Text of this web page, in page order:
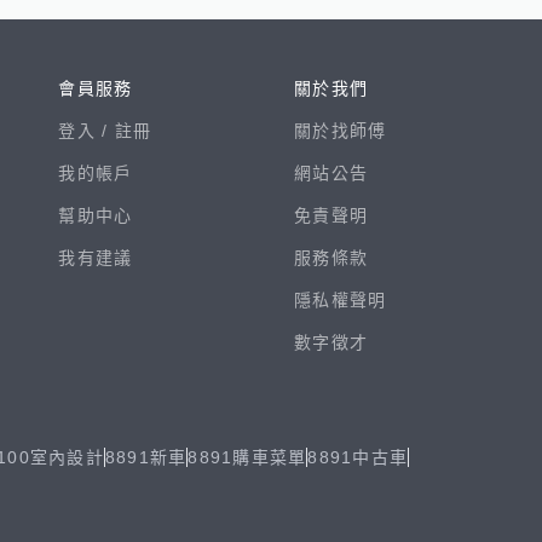
會員服務
登入 / 註冊
我的帳戶
幫助中心
我有建議
關於我們
關於找師傅
網站公告
免責聲明
服務條款
隱私權聲明
數字徵才
室內設計8891新車 8891購車菜單 8891中古車